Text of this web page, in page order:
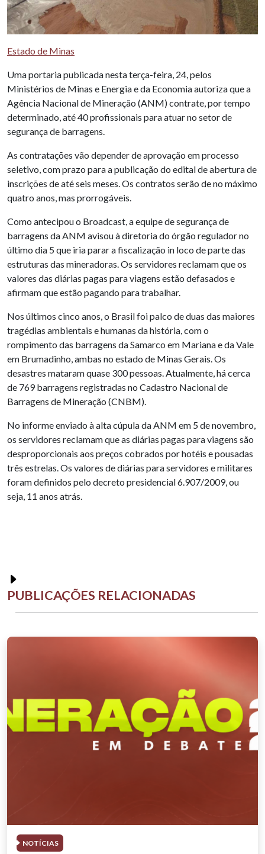
Estado de Minas
Uma portaria publicada nesta terça-feira, 24, pelos
Ministérios de Minas e Energia e da Economia autoriza que a
Agência Nacional de Mineração (ANM) contrate, por tempo
determinado, até 40 profissionais para atuar no setor de
segurança de barragens.
As contratações vão depender de aprovação em processo
seletivo, com prazo para a publicação do edital de abertura de
inscrições de até seis meses. Os contratos serão de no máximo
quatro anos, mas prorrogáveis.
Como antecipou o Broadcast, a equipe de segurança de
barragens da ANM avisou à diretoria do órgão regulador no
último dia 5 que iria parar a fiscalização in loco de parte das
estruturas das mineradoras. Os servidores reclamam que os
valores das diárias pagas para viagens estão defasados e
afirmam que estão pagando para trabalhar.
Nos últimos cinco anos, o Brasil foi palco de duas das maiores
tragédias ambientais e humanas da história, com o
rompimento das barragens da Samarco em Mariana e da Vale
em Brumadinho, ambas no estado de Minas Gerais. Os
desastres mataram quase 300 pessoas. Atualmente, há cerca
de 769 barragens registradas no Cadastro Nacional de
Barragens de Mineração (CNBM).
No informe enviado à alta cúpula da ANM em 5 de novembro,
os servidores reclamam que as diárias pagas para viagens são
desproporcionais aos preços cobrados por hotéis e pousadas
três estrelas. Os valores de diárias para servidores e militares
foram definidos pelo decreto presidencial 6.907/2009, ou
seja, 11 anos atrás.
PUBLICAÇÕES RELACIONADAS
NOTÍCIAS